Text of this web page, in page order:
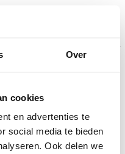
Over
cookies
en advertenties te
social media te bieden
Ook delen we
Verlanglijst
0
Winkelwagen